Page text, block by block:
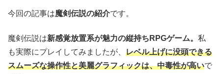
今回の記事は魔剣伝説の紹介です。
魔剣伝説は新感覚放置系が魅力の縦持ちRPGゲーム。 私
も実際にプレイしてみましたが、 レベル上げに没頭できる
スムーズな操作性と美麗グラフィックは、中毒性が高いで